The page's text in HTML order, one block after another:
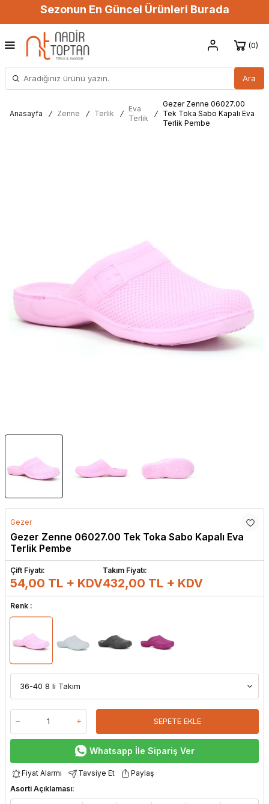
Sezonun En Güncel Ürünleri Burada
Ara
0
Anasayfa / Zenne / Terlik /
Eva
Terlik
/
Gezer Zenne 06027.00
Tek Toka Sabo Kapalı Eva
Terlik Pembe
Gezer
Gezer Zenne 06027.00 Tek Toka Sabo Kapalı Eva
Terlik Pembe
Çift Fiyatı:
54,00 TL + KDV
Takım Fiyatı:
432,00 TL + KDV
Renk :
SEPETE EKLE
Whatsapp İle Sipariş Ver
Fiyat Alarmı Tavsiye Et
Paylaş
Asorti Açıklaması: